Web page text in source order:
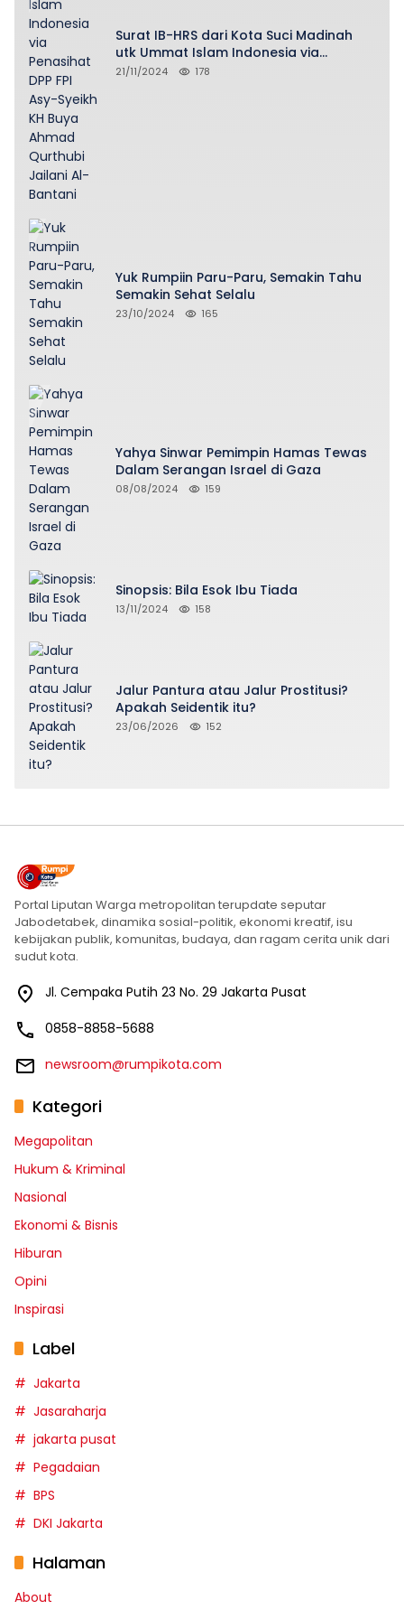
Surat IB-HRS dari Kota Suci Madinah
utk Ummat Islam Indonesia via
Penasihat DPP FPI Asy-Syeikh KH Buya
21/11/2024 178
Yuk Rumpiin Paru-Paru, Semakin Tahu
Semakin Sehat Selalu
23/10/2024 165
Yahya Sinwar Pemimpin Hamas Tewas
Dalam Serangan Israel di Gaza
08/08/2024 159
Sinopsis: Bila Esok Ibu Tiada
13/11/2024 158
Jalur Pantura atau Jalur Prostitusi?
Apakah Seidentik itu?
23/06/2026 152
Portal Liputan Warga metropolitan terupdate seputar
Jabodetabek, dinamika sosial-politik, ekonomi kreatif, isu
kebijakan publik, komunitas, budaya, dan ragam cerita unik dari
sudut kota.
Jl. Cempaka Putih 23 No. 29 Jakarta Pusat
0858-8858-5688
newsroom@rumpikota.com
Kategori
Megapolitan
Hukum & Kriminal
Nasional
Ekonomi & Bisnis
Hiburan
Opini
Inspirasi
Label
Jakarta
Jasaraharja
jakarta pusat
Pegadaian
BPS
DKI Jakarta
Halaman
About